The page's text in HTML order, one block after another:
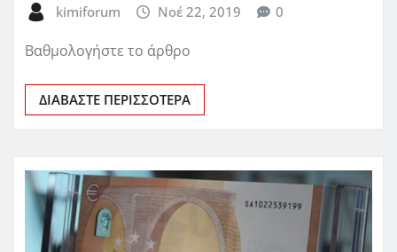
kimiforum Νοέ 22, 2019 0
Βαθμολογήστε το άρθρο
ΔΙΑΒΆΣΤΕ ΠΕΡΙΣΣΌΤΕΡΑ